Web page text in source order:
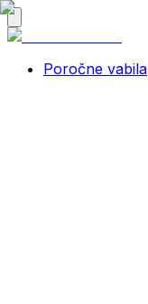
Poročne vabila